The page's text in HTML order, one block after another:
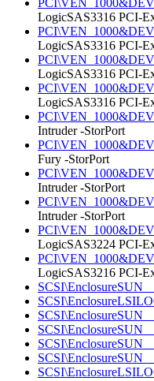
LogicSAS3316 PCI-
LogicSAS3316 PCI-
LogicSAS3316 PCI-
LogicSAS3316 PCI-
Intruder -StorPort
Fury -StorPort
Intruder -StorPort
Intruder -StorPort
LogicSAS3224 PCI-
LogicSAS3216 PCI-